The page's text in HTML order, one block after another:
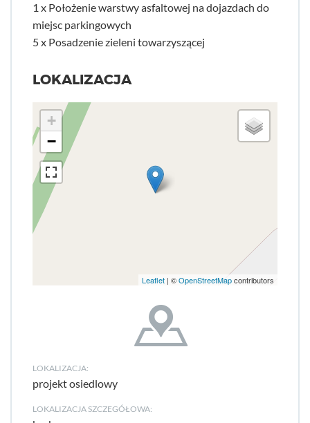
1 x Położenie warstwy asfaltowej na dojazdach do
miejsc parkingowych
5 x Posadzenie zieleni towarzyszącej
LOKALIZACJA
+
−
Leaflet | ©OpenStreetMapcontributors
LOKALIZACJA:
projekt osiedlowy
LOKALIZACJA SZCZEGÓŁOWA: